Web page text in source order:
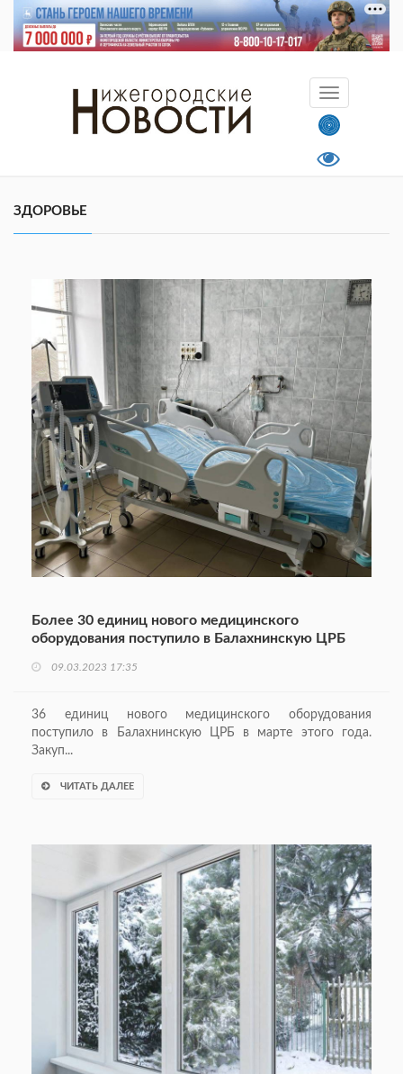
ЗДОРОВЬЕ
Более 30 единиц нового медицинского
оборудования поступило в Балахнинскую ЦРБ
09.03.2023 17:35
36 единиц нового медицинского оборудования
поступило в Балахнинскую ЦРБ в марте этого года.
Закуп...
ЧИТАТЬ ДАЛЕЕ